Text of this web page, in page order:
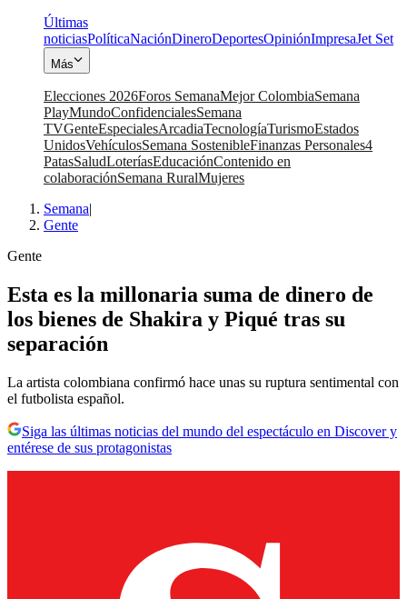
Últimas
noticiasPolíticaNaciónDineroDeportesOpiniónImpresaJet Set
Más
Elecciones 2026Foros SemanaMejor ColombiaSemana
PlayMundoConfidencialesSemana
TVGenteEspecialesArcadiaTecnologíaTurismoEstados
UnidosVehículosSemana SostenibleFinanzas Personales4
PatasSaludLoteríasEducaciónContenido en
colaboraciónSemana RuralMujeres
Semana|
Gente
Gente
Esta es la millonaria suma de dinero de
los bienes de Shakira y Piqué tras su
separación
La artista colombiana confirmó hace unas su ruptura sentimental con
el futbolista español.
Siga las últimas noticias del mundo del espectáculo en Discover y
entérese de sus protagonistas